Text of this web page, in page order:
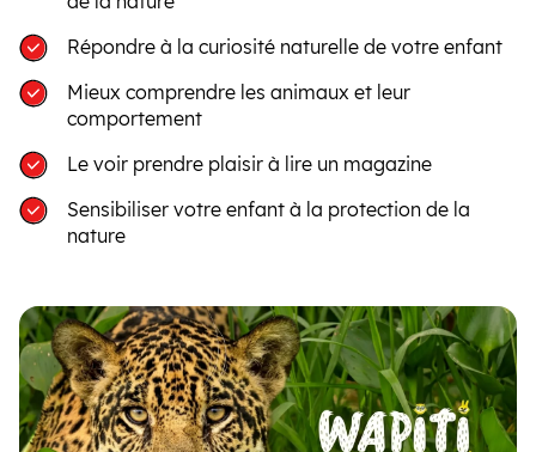
Répondre à la curiosité naturelle de votre enfant
Mieux comprendre les animaux et leur
comportement
Le voir prendre plaisir à lire un magazine
Sensibiliser votre enfant à la protection de la
nature